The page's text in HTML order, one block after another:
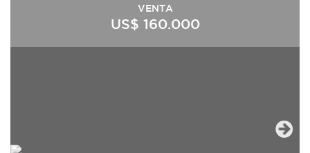
VENTA
US$ 160.000